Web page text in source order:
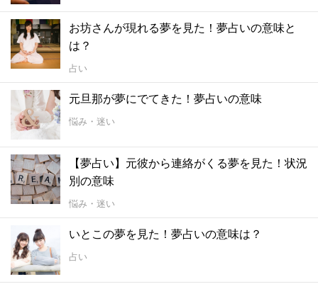
お坊さんが現れる夢を見た！夢占いの意味と
は？
占い
元旦那が夢にでてきた！夢占いの意味
悩み・迷い
【夢占い】元彼から連絡がくる夢を見た！状況
別の意味
悩み・迷い
いとこの夢を見た！夢占いの意味は？
占い